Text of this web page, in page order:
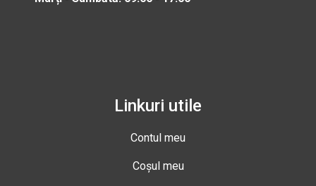
Linkuri utile
Contul meu
Coșul meu